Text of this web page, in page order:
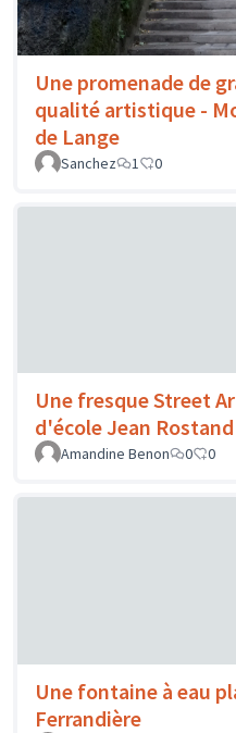
Une promenade de
qualité artistique -
de Lange
Sanchez 1 0
Une fresque Street
d'école Jean Rostand
Amandine Benon
0 0
Une fontaine à eau
Ferrandière